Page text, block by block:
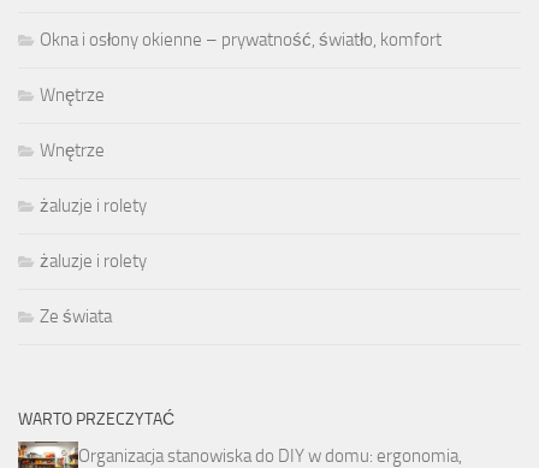
Okna i osłony okienne – prywatność, światło, komfort
Wnętrze
Wnętrze
żaluzje i rolety
żaluzje i rolety
Ze świata
WARTO PRZECZYTAĆ
Organizacja stanowiska do DIY w domu: ergonomia,